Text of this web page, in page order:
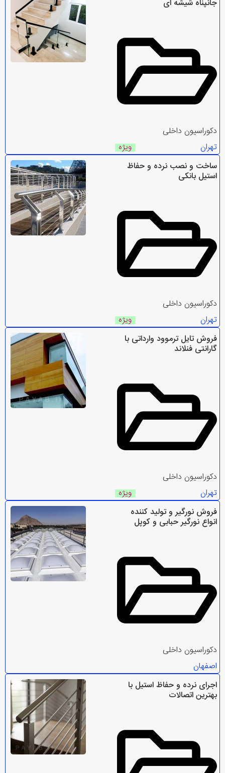
جانپناه شیشه ای
دکوراسیون داخلی
تهران
ویژه
ساخت و نصب نرده و حفاظ
استیل بانکی
دکوراسیون داخلی
تهران
ویژه
فروش تایل ترموود وارداتی با
گارانتی فنلاند
دکوراسیون داخلی
تهران
ویژه
فروش نورگیر و تولید کننده
انواع نورگیر حبابی و کوپل
دکوراسیون داخلی
اصفهان
اجرای نرده و حفاظ استیل با
بهترین اتصالات